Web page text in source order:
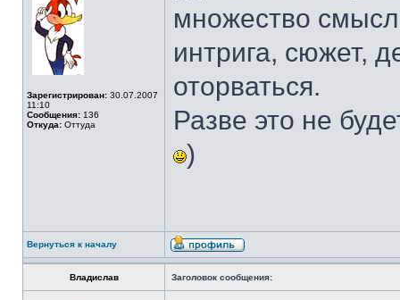
Зарегистрирован: 30.07.2007
11:10
Сообщения: 136
Откуда: Оттуда
множество
интрига, сюжет,
оторваться.
Разве это не
)
Вернуться к началу
Владислав Заголовок сообщения: